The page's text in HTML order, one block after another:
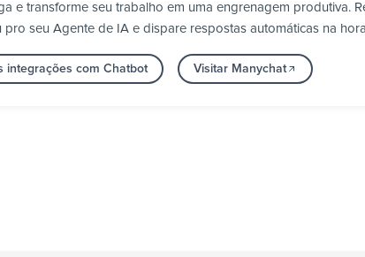
e transforme seu trabalho em uma engrenagem produtiva.
seu Agente de IA e dispare respostas automáticas na
integrações com Chatbot Visitar Manychat